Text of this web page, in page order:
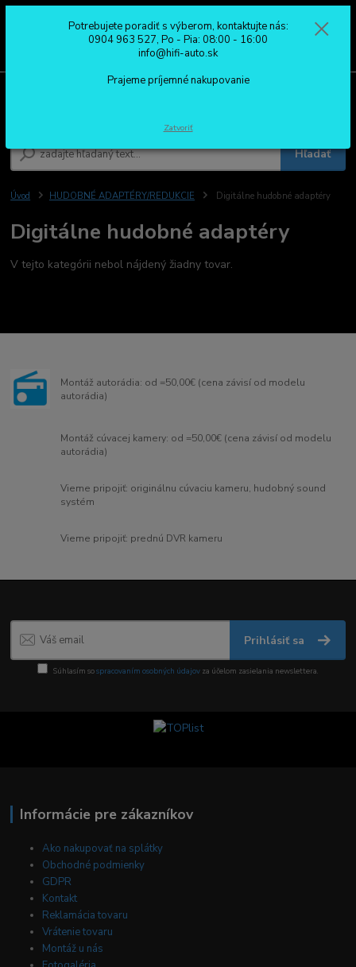
Hľadať
0904 963 527
Po - Pia: 08:00 - 16:00
Úvod HUDOBNÉ ADAPTÉRY/REDUKCIE Digitálne hudobné adaptéry
Digitálne hudobné adaptéry
V tejto kategórii nebol nájdený žiadny tovar.
Montáž autorádia: od =50,00€ (cena závisí od modelu
autorádia)
Montáž cúvacej kamery: od =50,00€ (cena závisí od modelu
autorádia)
Vieme pripojiť: originálnu cúvaciu kameru, hudobný sound
systém
Vieme pripojiť: prednú DVR kameru
Prihlásiť sa
Súhlasím sospracovaním osobných údajov za účelom zasielania newslettera.
Informácie pre zákazníkov
Ako nakupovať na splátky
Obchodné podmienky
GDPR
Kontakt
Reklamácia tovaru
Vrátenie tovaru
Montáž u nás
Potrebujete poradiť s výberom, kontaktujte nás:
0904 963 527, Po - Pia: 08:00 - 16:00
info@hifi-auto.sk
Prajeme príjemné nakupovanie
Zatvoriť